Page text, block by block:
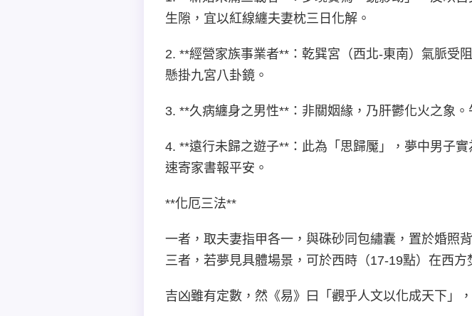
生隙，宜以紅線纏夫妻枕三日化解。
2. **經營家族事業者**：乾巽宮（西北-東南）氣脈受
懸掛九宮八卦鏡。
3. **久病纏身之男性**：非關姻緣，乃肝鬱化火之象
4. **遠行未歸之遊子**：此為「思歸魘」，夢中男子
速寄家書報平安。
**化厄三法**
一者，取夫妻指甲各一，與硃砂同包繡囊，置於婚照
三者，若夢見具體場景，可於西時（17-19點）在西方
吉凶雖有定數，然《易》曰「觀乎人文以化成天下」